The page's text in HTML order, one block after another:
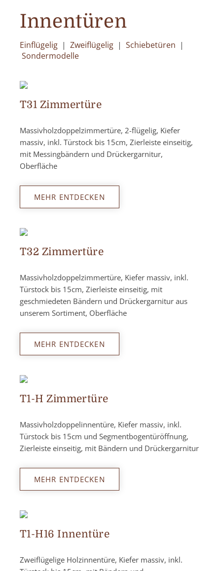
Innentüren
Einflügelig | Zweiflügelig | Schiebetüren |
Sondermodelle
T31 Zimmertüre
Massivholzdoppelzimmertüre, 2-flügelig, Kiefer
massiv, inkl. Türstock bis 15cm, Zierleiste einseitig,
mit Messingbändern und Drückergarnitur,
Oberfläche
MEHR ENTDECKEN
T32 Zimmertüre
Massivholzdoppelzimmertüre, Kiefer massiv, inkl.
Türstock bis 15cm, Zierleiste einseitig, mit
geschmiedeten Bändern und Drückergarnitur aus
unserem Sortiment, Oberfläche
MEHR ENTDECKEN
T1-H Zimmertüre
Massivholzdoppelinnentüre, Kiefer massiv, inkl.
Türstock bis 15cm und Segmentbogentüröffnung,
Zierleiste einseitig, mit Bändern und Drückergarnitur
MEHR ENTDECKEN
T1-H16 Innentüre
Zweiflügelige Holzinnentüre, Kiefer massiv, inkl.